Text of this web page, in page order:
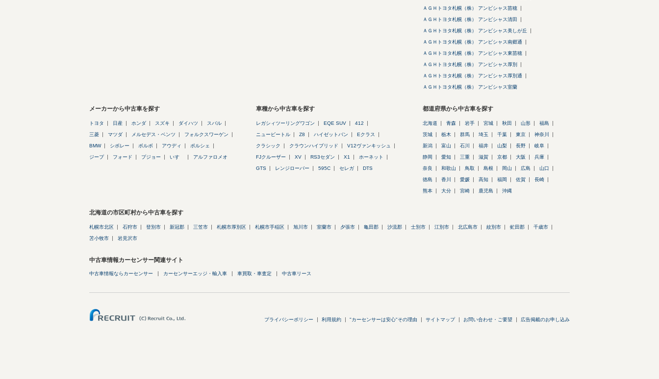
ＡＧＨトヨタ札幌（株） アンビシャス苗穂
ＡＧＨトヨタ札幌（株） アンビシャス清田
ＡＧＨトヨタ札幌（株） アンビシャス美しが丘
ＡＧＨトヨタ札幌（株） アンビシャス南郷通
ＡＧＨトヨタ札幌（株） アンビシャス東苗穂
ＡＧＨトヨタ札幌（株） アンビシャス厚別
ＡＧＨトヨタ札幌（株） アンビシャス厚別通
ＡＧＨトヨタ札幌（株） アンビシャス室蘭
メーカーから中古車を探す
トヨタ 日産 ホンダ スズキ ダイハツ スバル
三菱 マツダ メルセデス・ベンツ フォルクスワーゲン
BMW シボレー ボルボ アウディ ポルシェ
ジープ フォード プジョー いすゞ アルファロメオ
車種から中古車を探す
レガシィツーリングワゴン EQE SUV 412
ニュービートル Z8 ハイゼットバン Eクラス
クラシック クラウンハイブリッド V12ヴァンキッシュ
FJクルーザー XV RS3セダン X1 ホーネット
GTS レンジローバー 595C セレガ DTS
都道府県から中古車を探す
北海道 青森 岩手 宮城 秋田 山形 福島
茨城 栃木 群馬 埼玉 千葉 東京 神奈川
新潟 富山 石川 福井 山梨 長野 岐阜
静岡 愛知 三重 滋賀 京都 大阪 兵庫
奈良 和歌山 鳥取 島根 岡山 広島 山口
徳島 香川 愛媛 高知 福岡 佐賀 長崎
熊本 大分 宮崎 鹿児島 沖縄
北海道の市区町村から中古車を探す
札幌市北区 石狩市 登別市 新冠郡 三笠市 札幌市厚別区 札幌市手稲区 旭川市 室蘭市 夕張市 亀田郡 沙流郡 士別市 江別市 北広島市 紋別市 虻田郡 千歳市
苫小牧市 岩見沢市
中古車情報カーセンサー関連サイト
中古車情報ならカーセンサー カーセンサーエッジ・輸入車 車買取・車査定 中古車リース
プライバシーポリシー 利用規約 "カーセンサーは安心"その理由 サイトマップ お問い合わせ・ご要望 広告掲載のお申し込み